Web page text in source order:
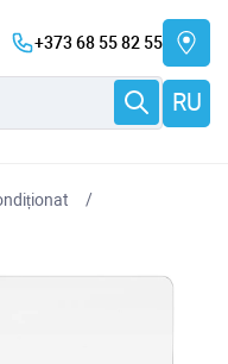
+373 68 55 82 55
RU